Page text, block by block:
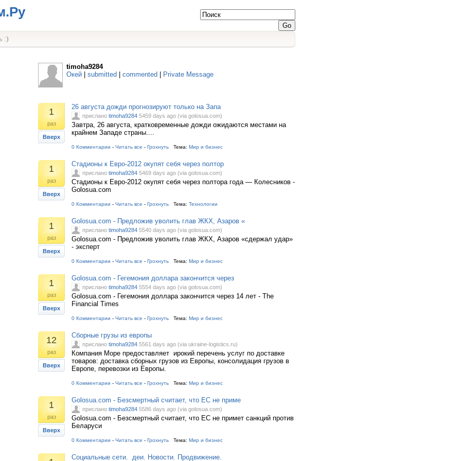
:)
timoha9284
Окей
submitted commented Private Message
1
раз
Вверх
26 августа дожди прогнозируют только на Запа
прислано timoha9284 5459 days ago (via golosua.com)
Завтра, 26 августа, кратковременные дожди ожидаются местами на
крайнем Западе страны....
0 Комментарии - Читать все - Грохнуть Тема: Мир и бизнес
1
раз
Вверх
Стадионы к Евро-2012 окупят себя через полтор
прислано timoha9284 5469 days ago (via golosua.com)
Стадионы к Евро-2012 окупят себя через полтора года — Колесников -
Golosua.com
0 Комментарии - Читать все - Грохнуть Тема: Технологии
1
раз
Вверх
Golosua.com - Предложив уволить глав ЖКХ, Азаров «
прислано timoha9284 5540 days ago (via golosua.com)
Golosua.com - Предложив уволить глав ЖКХ, Азаров «сдержал удар»
- эксперт
0 Комментарии - Читать все - Грохнуть Тема: Мир и бизнес
1
раз
Вверх
Golosua.com - Гегемония доллара закончится через
прислано timoha9284 5554 days ago (via golosua.com)
Golosua.com - Гегемония доллара закончится через 14 лет - The
Financial Times
0 Комментарии - Читать все - Грохнуть Тема: Мир и бизнес
12
раз
Вверх
Сборные грузы из европы
прислано timoha9284 5561 days ago (via ukraine-logistics.ru)
Компания Море предоставляет ирокий перечень услуг по доставке
товаров: доставка сборных грузов из Европы, консолидация грузов в
Европе, перевозки из Европы.
0 Комментарии - Читать все - Грохнуть Тема: Мир и бизнес
1
раз
Вверх
Golosua.com - Безсмертный считает, что ЕС не приме
прислано timoha9284 5586 days ago (via golosua.com)
Golosua.com - Безсмертный считает, что ЕС не примет санкций против
Беларуси
0 Комментарии - Читать все - Грохнуть Тема: Мир и бизнес
Социальные сети. деи. Новости. Продвижение.